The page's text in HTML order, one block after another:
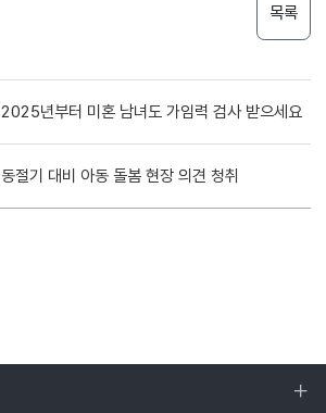
목록
2025년부터 미혼 남녀도 가임력 검사 받으세요
동절기 대비 아동 돌봄 현장 의견 청취